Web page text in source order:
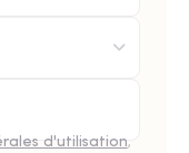
d'utilisation,